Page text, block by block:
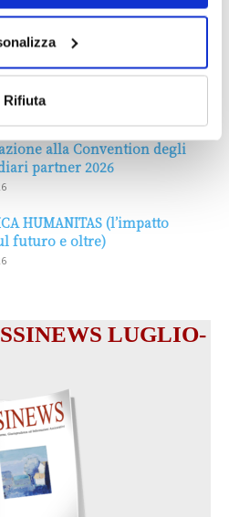
Rifiuta
grande
alla Convention degli
partner 2026
HUMANITAS (l’impatto
futuro e oltre)
LUGLIO-